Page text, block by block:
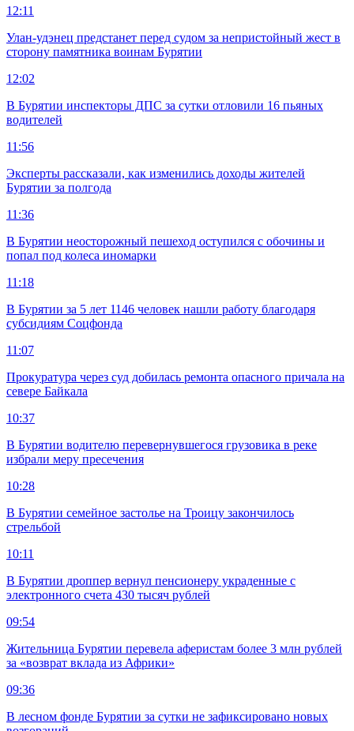
12:11
Улан-удэнец предстанет перед судом за непристойный жест в
сторону памятника воинам Бурятии
12:02
В Бурятии инспекторы ДПС за сутки отловили 16 пьяных
водителей
11:56
Эксперты рассказали, как изменились доходы жителей
Бурятии за полгода
11:36
В Бурятии неосторожный пешеход оступился с обочины и
попал под колеса иномарки
11:18
В Бурятии за 5 лет 1146 человек нашли работу благодаря
субсидиям Соцфонда
11:07
Прокуратура через суд добилась ремонта опасного причала на
севере Байкала
10:37
В Бурятии водителю перевернувшегося грузовика в реке
избрали меру пресечения
10:28
В Бурятии семейное застолье на Троицу закончилось
стрельбой
10:11
В Бурятии дроппер вернул пенсионеру украденные с
электронного счета 430 тысяч рублей
09:54
Жительница Бурятии перевела аферистам более 3 млн рублей
за «возврат вклада из Африки»
09:36
В лесном фонде Бурятии за сутки не зафиксировано новых